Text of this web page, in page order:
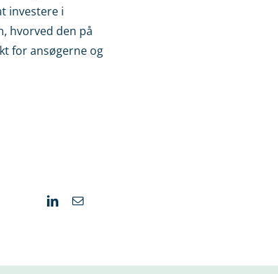
investere i
hvorved den på
for ansøgerne og